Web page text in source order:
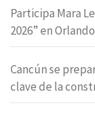
Participa Mara
2026” en
Cancún se
clave de la